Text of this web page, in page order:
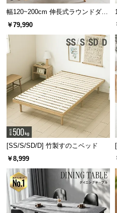
ポ
ー
ト
知
ら
せ
ブ
ロ
企
業
デンマーク家具シ
好みで選べる2タイプ
表面の加工はマットカラー
ご用意。お部屋のテイスト
けます。
幅120~200cm 伸長式ラウンドダイ
ニングテーブル 6人掛け 天然木突
￥79,990
[SS/S/SD/D] 竹製すのこベッド
￥8,999